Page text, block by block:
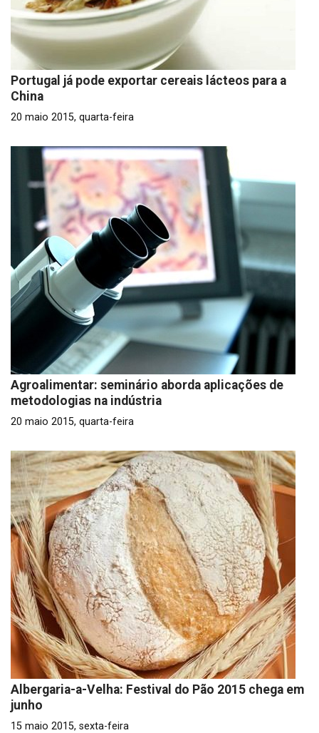
Portugal já pode exportar cereais lácteos para a
China
20 maio 2015, quarta-feira
Agroalimentar: seminário aborda aplicações de
metodologias na indústria
20 maio 2015, quarta-feira
Albergaria-a-Velha: Festival do Pão 2015 chega em
junho
15 maio 2015, sexta-feira